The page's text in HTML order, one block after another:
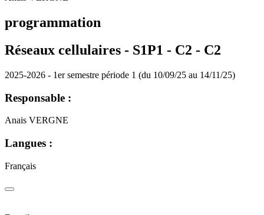
programmation
Réseaux cellulaires - S1P1 - C2 - C2
2025-2026 - 1er semestre période 1 (du 10/09/25 au 14/11/25)
Responsable :
Anais VERGNE
Langues :
Français